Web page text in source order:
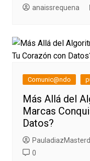
anaissrequena
Comunic@ndo
Más Allá del
Marcas
Datos?
0